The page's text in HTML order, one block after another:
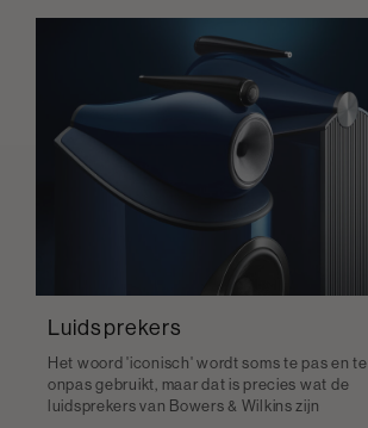
Luidsprekers
Het woord 'iconisch' wordt soms te pas en te
onpas gebruikt, maar dat is precies wat de
luidsprekers van Bowers & Wilkins zijn